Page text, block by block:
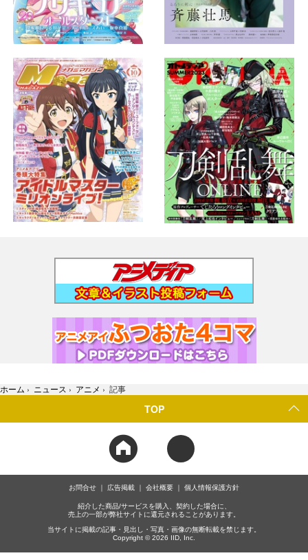
ホーム › ニュース › アニメ › 記事
TOP
お問合せ 広告掲載 会社概要 個人情報保護方針
紹介した商品/サービスを購入、契約した場合に、
売上の一部が弊社サイトに還元されることがあります。
当サイトに掲載の記事・見出し・写真・画像の無断転載を禁じます。
Copyright © 2026 IID, Inc.